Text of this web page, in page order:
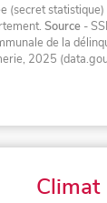
(secret
Source -
de la
2025
Climat